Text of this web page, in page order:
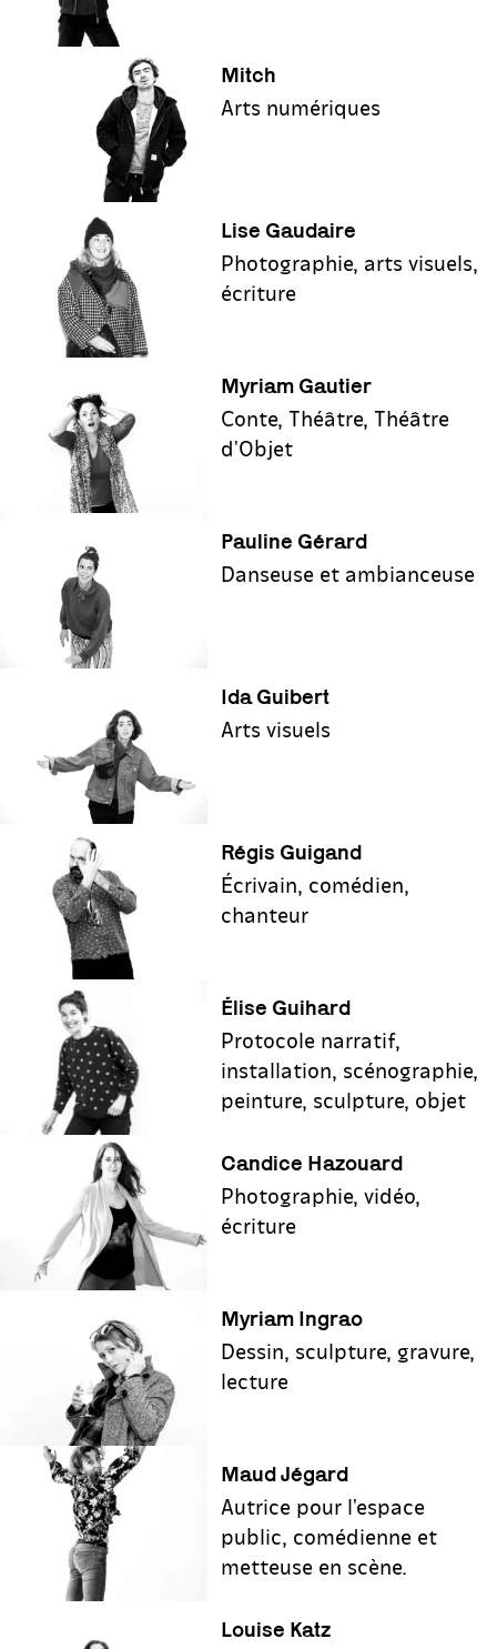
Mitch
Arts numériques
Lise Gaudaire
Photographie, arts visuels,
écriture
Myriam Gautier
Conte, Théâtre, Théâtre
d'Objet
P‌auline Gérard
Danseuse et ambianceuse
Ida Guibert
Arts visuels
Régis Guigand
Écrivain, comédien,
chanteur
Élise Guihard
Protocole narratif,
installation, scénographie,
peinture, sculpture, objet
Candice Hazouard
Photographie, vidéo,
écriture
Myriam Ingrao
Dessin, sculpture, gravure,
lecture
Maud Jégard
Autrice pour l'espace
public, comédienne et
metteuse en scène.
Louise Katz